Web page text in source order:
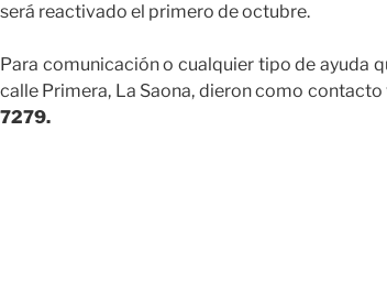
será reactivado el primero de octubre.
Para comunicación o cualquier tipo de ayuda
calle Primera, La Saona, dieron como
7279.